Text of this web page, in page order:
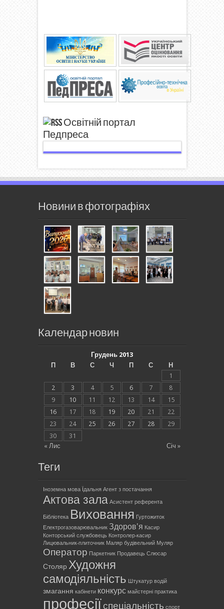
Освітній портал
Педпреса
Новини в фотографіях
Календар новин
Грудень 2013
П
В С Ч П С Н
« Лис Січ »
1
2
3 4 5 6 7
8
9
10 11 12 13 14
15
16
17 18 19 20 21
22
23
24 25 26 27 28
29
30
31
Теги
Іноземна мова Їдальня Агент з постачання
Актова зала Асистент референта
Бібліотека Виховання Гуртожиток
Електрогазоварювальник Здоров'я Касир
Конторський службовець Контролер-касир
Лицювальник-плиточник Маляр будівельний Муляр
Оператор Паркетник Продавець Слюсар
Столяр Художня
самодіяльність Штукатур водій
змагання кабінети конкурс майстерні практика
професіїспеціальність спорт